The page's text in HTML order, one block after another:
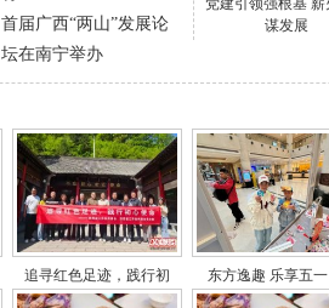
首届广西“两山”发展论
坛在南宁举办
党建引领强根基 薪
谋发展
追寻红色足迹，践行初 东方逸趣 乐享五